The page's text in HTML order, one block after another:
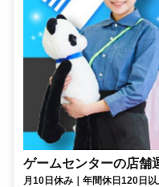
ゲームセンターの店舗
月10日休み｜年間休日120日